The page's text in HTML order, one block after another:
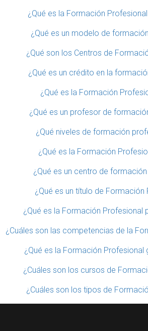
¿Qué es la Formación
¿Qué es un modelo de
¿Qué son los Centros de
¿Qué es un crédito en la
¿Qué es la Formación
¿Qué es un profesor de
¿Qué niveles de formación
¿Qué es la Formación
¿Qué es un centro de
¿Qué es un título de Formación
¿Qué es la Formación Profesional
¿Cuáles son las competencias de la
¿Qué es la Formación Profesional
¿Cuáles son los cursos de
¿Cuáles son los tipos de